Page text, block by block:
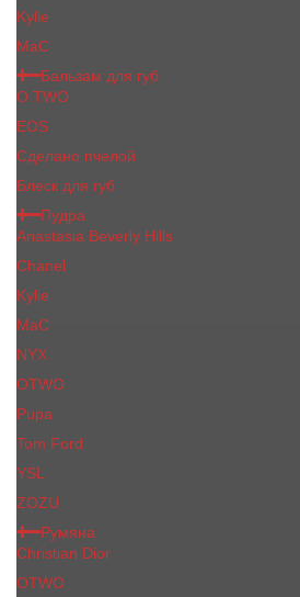
Kylie
МаС
Бальзам для губ
O.TWO
EOS
Сделано пчелой
Блеск для губ
Пудра
Anastasia Beverly Hills
Chanel
Kylie
MaC
NYX
OTWO
Pupa
Tom Ford
YSL
ZOZU
Румяна
Christian Dior
OTWO